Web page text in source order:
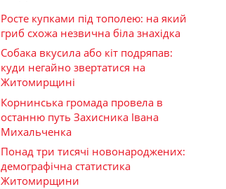
Росте купками під тополею: на який
гриб схожа незвична біла знахідка
Собака вкусила або кіт подряпав:
куди негайно звертатися на
Житомирщині
Корнинська громада провела в
останню путь Захисника Івана
Михальченка
Понад три тисячі новонароджених:
демографічна статистика
Житомирщини